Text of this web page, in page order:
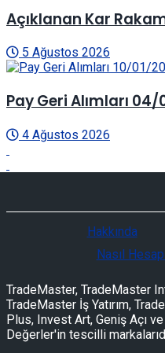
Açıklanan Kar
5 Ağustos 2026
Pay Geri Alımları
4 Ağustos 2026
Hakkında
Nasıl
TradeMaster, TradeMaster
TradeMaster İş Yatırım,
Plus, Invest Art, Geniş Açı
Değerler'in tescilli